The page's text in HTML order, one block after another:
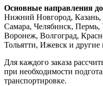
Основные направления
Нижний Новгород, Казань,
Самара, Челябинск, Пермь,
Воронеж, Волгоград,
Тольятти, Ижевск и другие
Для каждого заказа
при необходимости
транспортировке.